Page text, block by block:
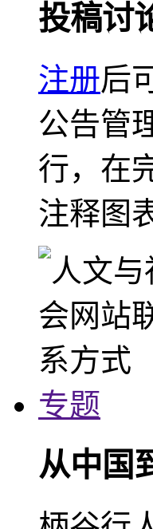
投稿讨
注册后
公告管
行，在
注释图
专题
从中国